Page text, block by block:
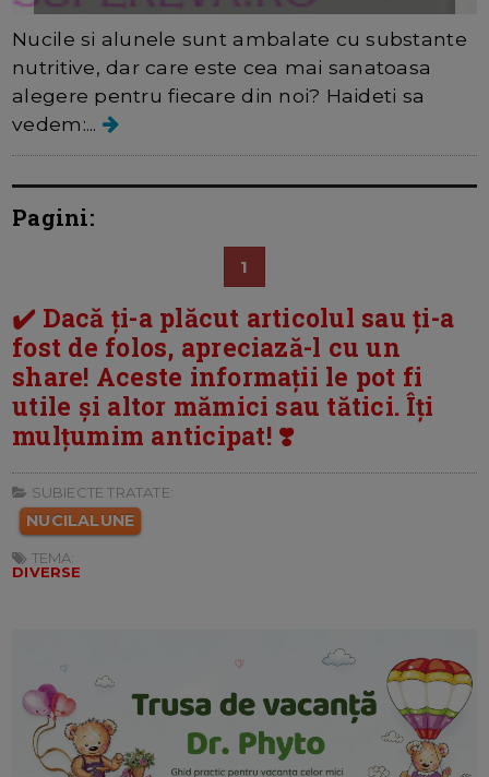
Nucile si alunele sunt ambalate cu substante
nutritive, dar care este cea mai sanatoasa
alegere pentru fiecare din noi? Haideti sa
vedem:...
Pagini:
1
✔️ Dacă ți-a plăcut articolul sau ți-a
fost de folos, apreciază-l cu un
share! Aceste informații le pot fi
utile și altor mămici sau tătici. Îți
mulțumim anticipat! ❣️
SUBIECTE TRATATE:
NUCILALUNE
TEMA:
DIVERSE